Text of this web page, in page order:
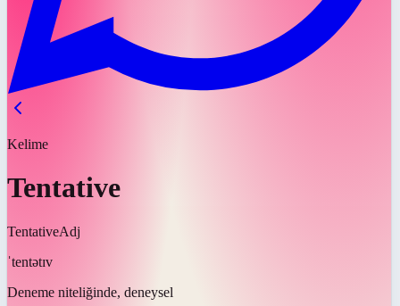
Kelime
Tentative
TentativeAdj
ˈtentətɪv
Deneme niteliğinde, deneysel